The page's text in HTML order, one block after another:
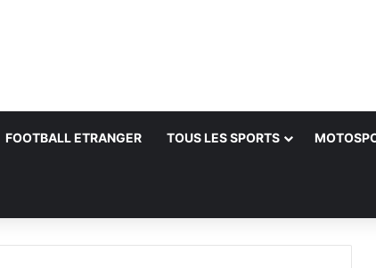
FOOTBALL ETRANGER TOUS LES SPORTS